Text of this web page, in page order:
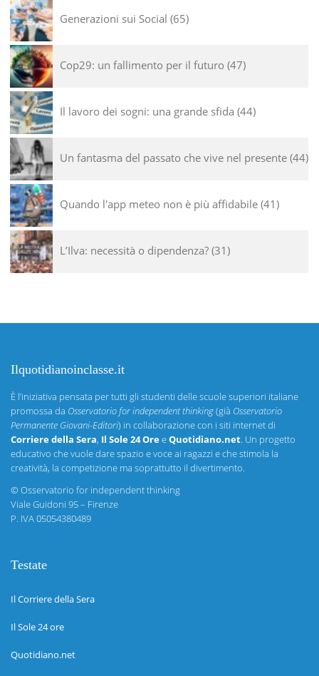
Generazioni sui Social 65
Cop29: un fallimento per il futuro 47
Il lavoro dei sogni: una grande sfida 44
Un fantasma del passato che vive nel presente 44
Quando l'app meteo non è più affidabile 41
L’Ilva: necessità o dipendenza? 31
Ilquotidianoinclasse.it
È l’iniziativa pensata per tutti gli studenti delle scuole superiori italiane
promossa da Osservatorio for independent thinking(già Osservatorio
Permanente Giovani-Editori) in collaborazione con i siti internet di
Corriere della Sera, Il Sole 24 OreeQuotidiano.net. Un progetto
educativo che vuole dare spazio e voce ai ragazzi e che stimola la
creatività, la competizione ma soprattutto il divertimento.
©Osservatorio for independent thinking
Viale Guidoni 95 – Firenze
P. IVA 05054380489
Testate
Il Corriere della Sera
Il Sole 24 ore
Quotidiano.net